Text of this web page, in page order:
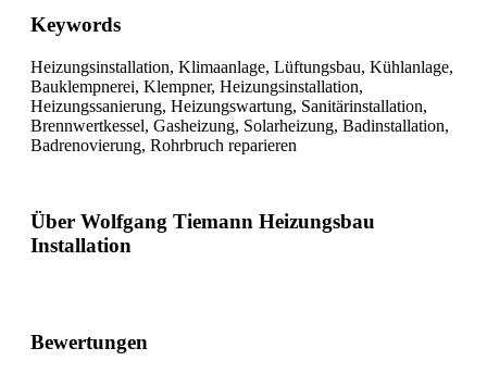
Keywords
Heizungsinstallation, Klimaanlage, Lüftungsbau, Kühlanlage,
Bauklempnerei, Klempner, Heizungsinstallation,
Heizungssanierung, Heizungswartung, Sanitärinstallation,
Brennwertkessel, Gasheizung, Solarheizung, Badinstallation,
Badrenovierung, Rohrbruch reparieren
Über Wolfgang Tiemann Heizungsbau
Installation
Bewertungen